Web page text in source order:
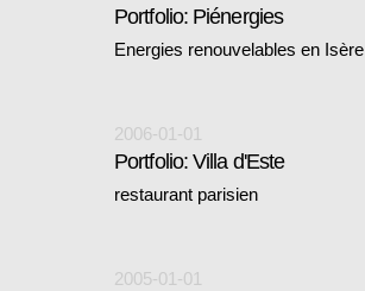
Portfolio: Piénergies
Energies renouvelables en Isère
2006-01-01
Portfolio: Villa d'Este
restaurant parisien
2005-01-01